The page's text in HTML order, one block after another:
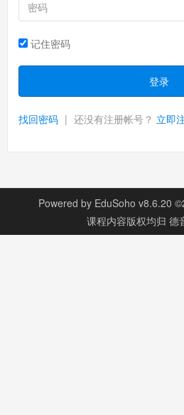
记住密码
登录
找回密码 | 还没有注册帐号？ 立即
Powered by EduSoho v8.6.20
课程内容版权均归 德